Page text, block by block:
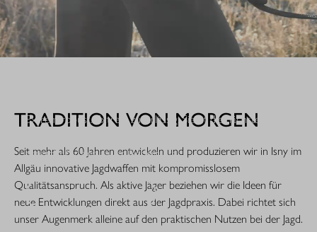
Extrem robust. Extrem zuverlässig: Sie ist die nächste
gemacht für den rauen Jagdeinsatz.
MEHR ERFAHREN
TRADITION VON MORGEN
Seit mehr als 60 Jahren entwickeln und produzieren wir in Isny im
Allgäu innovative Jagdwaffen mit kompromisslosem
Qualitätsanspruch. Als aktive Jäger beziehen wir die Ideen für
neue Entwicklungen direkt aus der Jagdpraxis. Dabei richtet sich
unser Augenmerk alleine auf den praktischen Nutzen bei der Jagd.